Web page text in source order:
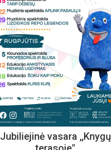
Jubiliejinė vasara ,,Knygų